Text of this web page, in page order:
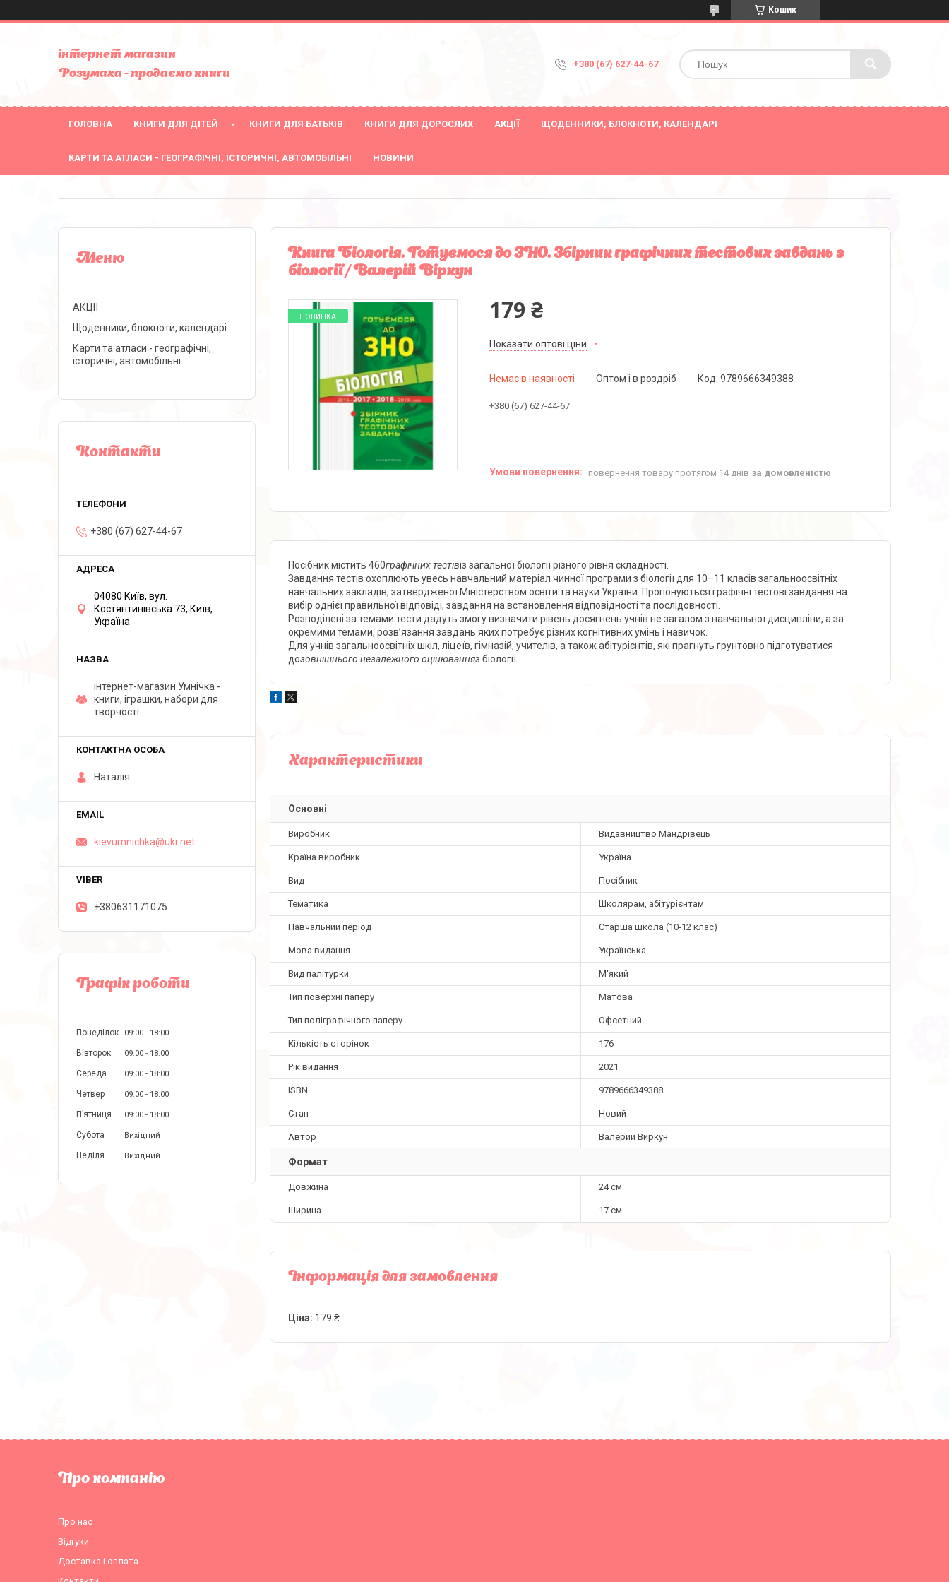
Кошик
інтернет магазин
Розумаха - продаємо книги
+380 (67) 627-44-67
ГОЛОВНА КНИГИ ДЛЯ ДІТЕЙ КНИГИ ДЛЯ БАТЬКІВ КНИГИ ДЛЯ ДОРОСЛИХ АКЦІЇ ЩОДЕННИКИ, БЛОКНОТИ, КАЛЕНДАРІ
КАРТИ ТА АТЛАСИ - ГЕОГРАФІЧНІ, ІСТОРИЧНІ, АВТОМОБІЛЬНІ НОВИНИ
Книга Біологія. Готуємося до ЗНО. Збірник графічних тестових завдань з
біології / Валерій Віркун
НОВИНКА 179 ₴
Показати оптові ціни
Немає в наявності Оптом і в роздріб Код: 9789666349388
+380 (67) 627-44-67
повернення товару протягом 14 днів за домовленістю
Посібник містить 460графічних тестівіз загальної біології різного рівня складності.
Завдання тестів охоплюють увесь навчальний матеріал чинної програми з біології для 10–11 класів загальноосвітніх
навчальних закладів, затвердженої Міністерством освіти та науки України. Пропонуються графічні тестові завдання на
вибір однієї правильної відповіді, завдання на встановлення відповідності та послідовності.
Розподілені за темами тести дадуть змогу визначити рівень досягнень учнів не загалом з навчальної дисципліни, а за
окремими темами, розв’язання завдань яких потребує різних когнітивних умінь і навичок.
Для учнів загальноосвітніх шкіл, ліцеїв, гімназій, учителів, а також абітурієнтів, які прагнуть ґрунтовно підготуватися
дозовнішнього незалежного оцінюванняз біології.
Характеристики
Основні
Виробник Видавництво Мандрівець
Країна виробник Україна
Вид Посібник
Тематика Школярам, абітурієнтам
Навчальний період Старша школа (10-12 клас)
Мова видання Українська
Вид палітурки М'який
Тип поверхні паперу Матова
Тип поліграфічного паперу Офсетний
Кількість сторінок 176
Рік видання 2021
ISBN 9789666349388
Стан Новий
Автор Валерий Виркун
Формат
Довжина 24 см
Ширина 17 см
Інформація для замовлення
Ціна: 179 ₴
АКЦІЇ
Щоденники, блокноти, календарі
Карти та атласи - географічні,
історичні, автомобільні
Контакти
+380 (67) 627-44-67
04080 Київ, вул.
Костянтинівська 73, Київ,
Україна
інтернет-магазин Умнічка -
книги, іграшки, набори для
творчості
Наталія
kievumnichka@ukr.net
+380631171075
Графік роботи
Понеділок 09:00 18:00
Вівторок 09:00 18:00
Середа 09:00 18:00
Четвер 09:00 18:00
Пʼятниця 09:00 18:00
Субота Вихідний
Неділя Вихідний
Про компанію
Про нас
Відгуки
Доставка і оплата